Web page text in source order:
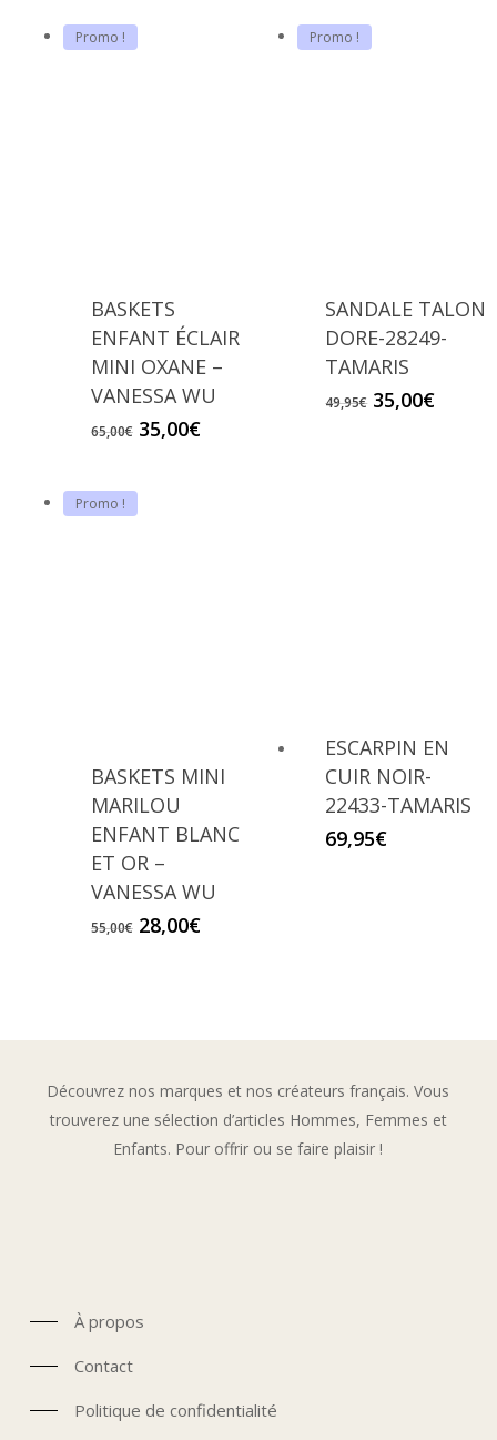
Promo !
BASKETS
ENFANT ÉCLAIR
MINI OXANE –
VANESSA WU
65,00€ Le
était :
35,00€Le
Promo !
SANDALE TALON
DORE-28249-
TAMARIS
49,95€ Le
35,00€Le
Promo !
BASKETS MINI
MARILOU
ENFANT BLANC
ET OR –
VANESSA WU
55,00€ Le
28,00€Le
ESCARPIN EN
CUIR NOIR-
22433-TAMARIS
69,95€
Découvrez nos marques et nos créateurs français. Vous
trouverez une sélection d’articles Hommes, Femmes et
Enfants. Pour offrir ou se faire plaisir !
À propos
Contact
Politique de confidentialité